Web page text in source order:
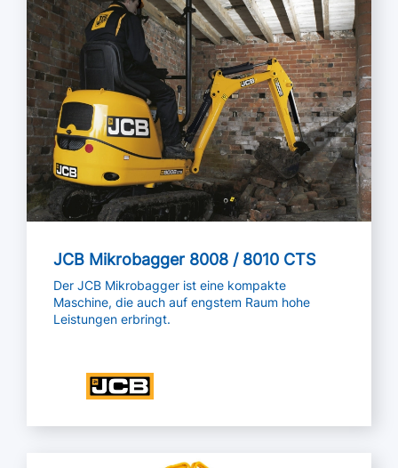
JCB Mikrobagger 8008 / 8010 CTS
Der JCB Mikrobagger ist eine kompakte
Maschine, die auch auf engstem Raum hohe
Leistungen erbringt.